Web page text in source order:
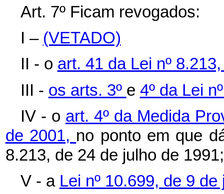
Art. 7º Ficam revogados:
I – (VETADO)
II - o art. 41 da Lei nº
III - os arts. 3º e 4º da Lei
IV - o art. 4º da Medida
de 2001, no ponto em que
8.213, de 24 de julho de
V - a Lei nº 10.699, de 9